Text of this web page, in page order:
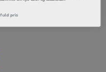
pris